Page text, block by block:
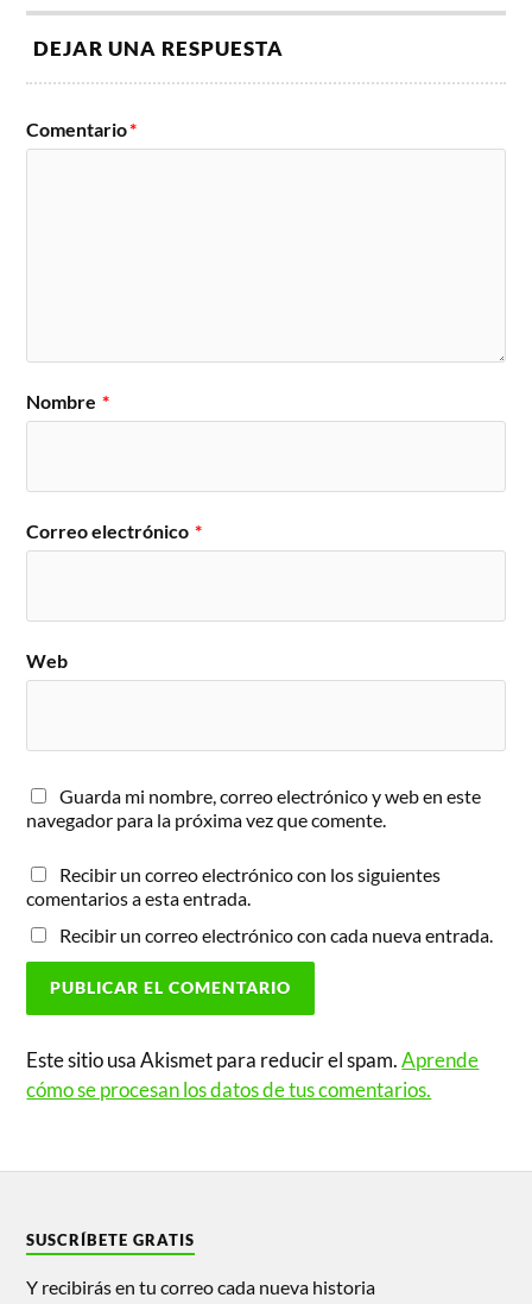
DEJAR UNA RESPUESTA
Comentario*
Nombre *
Correo electrónico *
Web
Guarda mi nombre, correo electrónico y web en este
navegador para la próxima vez que comente.
Recibir un correo electrónico con los siguientes
comentarios a esta entrada.
Recibir un correo electrónico con cada nueva entrada.
Este sitio usa Akismet para reducir el spam.Aprende
cómo se procesan los datos de tus comentarios.
SUSCRÍBETE GRATIS
Y recibirás en tu correo cada nueva historia